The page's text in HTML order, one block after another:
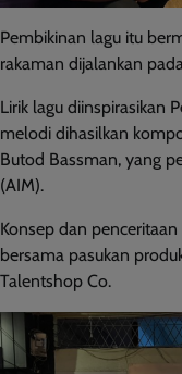
Pembikinan lagu itu
rakaman dijalankan
Lirik lagu diinspirasikan
melodi dihasilkan
Butod Bassman, yang
(AIM).
Konsep dan
bersama pasukan
Talentshop Co.